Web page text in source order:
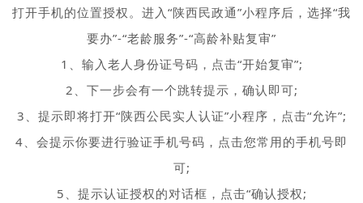
打开手机的位置授权。进入“陕西民政通”小程序后，选择“我
要办”-“老龄服务”-“高龄补贴复审”
1、输入老人身份证号码，点击“开始复审”;
2、下一步会有一个跳转提示，确认即可;
3、提示即将打开“陕西公民实人认证”小程序，点击“允许”;
4、会提示你要进行验证手机号码，点击您常用的手机号即
可;
5、提示认证授权的对话框，点击“确认授权;